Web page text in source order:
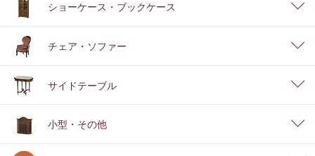
ショーケース・ブックケース
チェア・ソファー
サイドテーブル
小型・その他